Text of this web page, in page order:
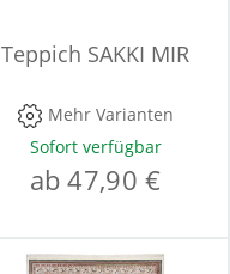
Teppich SAKKI MIR
Mehr Varianten
Sofort verfügbar
ab 47,90 €